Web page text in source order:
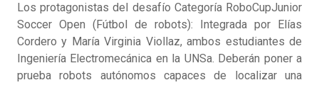
Los protagonistas del desafío Categoría RoboCupJunior
Soccer Open (Fútbol de robots): Integrada por Elías
Cordero y María Virginia Viollaz, ambos estudiantes de
Ingeniería Electromecánica en la UNSa. Deberán poner a
prueba robots autónomos capaces de localizar una